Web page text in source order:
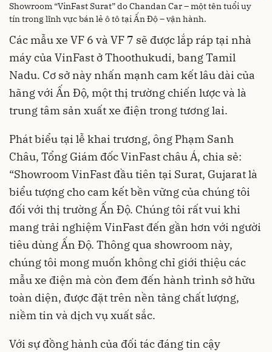
Showroom “VinFast Surat” do Chandan Car – một tên tuổi uy
tín trong lĩnh vực bán lẻ ô tô tại Ấn Độ – vận hành.
Các mẫu xe VF 6 và VF 7 sẽ được lắp ráp tại nhà
máy của VinFast ở Thoothukudi, bang Tamil
Nadu. Cơ sở này nhấn mạnh cam kết lâu dài của
hãng với Ấn Độ, một thị trường chiến lược và là
trung tâm sản xuất xe điện trong tương lai.
Phát biểu tại lễ khai trương, ông Phạm Sanh
Châu, Tổng Giám đốc VinFast châu Á, chia sẻ:
“Showroom VinFast đầu tiên tại Surat, Gujarat là
biểu tượng cho cam kết bền vững của chúng tôi
đối với thị trường Ấn Độ. Chúng tôi rất vui khi
mang trải nghiệm VinFast đến gần hơn với người
tiêu dùng Ấn Độ. Thông qua showroom này,
chúng tôi mong muốn không chỉ giới thiệu các
mẫu xe điện mà còn đem đến hành trình sở hữu
toàn diện, được đặt trên nền tảng chất lượng,
niềm tin và dịch vụ xuất sắc.
Với sự đồng hành của đối tác đáng tin cậy